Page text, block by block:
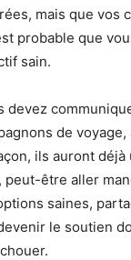
mais que vos
probable que
sain.
devez
de voyage,
ils auront
être aller
saines,
le soutien